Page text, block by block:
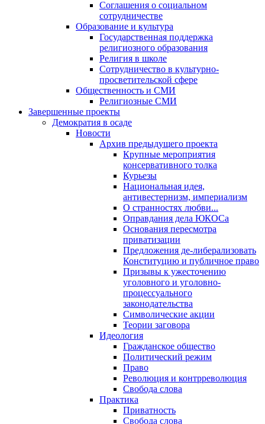
Соглашения о социальном
сотрудничестве
Образование и культура
Государственная поддержка
религиозного образования
Религия в школе
Сотрудничество в культурно-
просветительской сфере
Общественность и СМИ
Религиозные СМИ
Завершенные проекты
Демократия в осаде
Новости
Архив предыдущего проекта
Крупные мероприятия
консервативного толка
Курьезы
Национальная идея,
антивестернизм, империализм
О странностях любви...
Оправдания дела ЮКОСа
Основания пересмотра
приватизации
Предложения де-либерализовать
Конституцию и публичное право
Призывы к ужесточению
уголовного и уголовно-
процессуального
законодательства
Символические акции
Теории заговора
Идеология
Гражданское общество
Политический режим
Право
Революция и контрреволюция
Свобода слова
Практика
Приватность
Свобода слова